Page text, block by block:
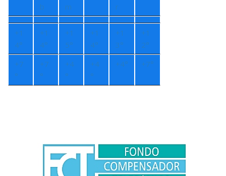
b
m
r
+1
4°
+1
4°
+1
5°
+1
4°
+1
3°
+1
2°
+7
°
+7
°
+4
°
+4
°
+4° +7°